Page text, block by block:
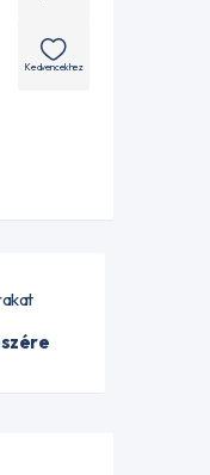
Kedvencekhez